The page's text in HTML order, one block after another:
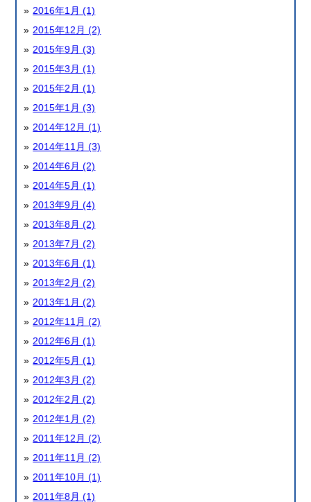
2016年1月 (1)
2015年12月 (2)
2015年9月 (3)
2015年3月 (1)
2015年2月 (1)
2015年1月 (3)
2014年12月 (1)
2014年11月 (3)
2014年6月 (2)
2014年5月 (1)
2013年9月 (4)
2013年8月 (2)
2013年7月 (2)
2013年6月 (1)
2013年2月 (2)
2013年1月 (2)
2012年11月 (2)
2012年6月 (1)
2012年5月 (1)
2012年3月 (2)
2012年2月 (2)
2012年1月 (2)
2011年12月 (2)
2011年11月 (2)
2011年10月 (1)
2011年8月 (1)